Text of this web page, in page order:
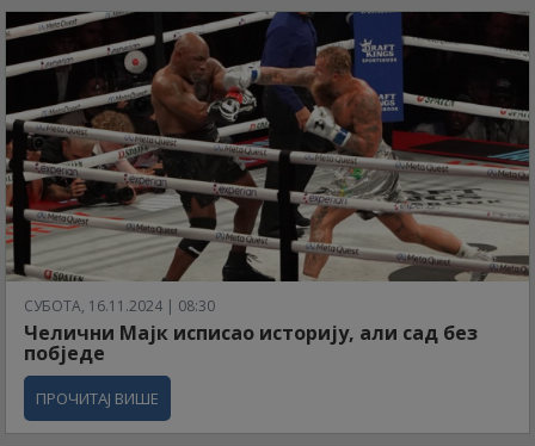
СУБОТА, 16.11.2024 | 08:30
Челични Мајк исписао историју, али сад без
побједе
ПРОЧИТАЈ ВИШЕ